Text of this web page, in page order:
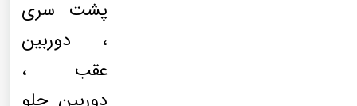
پشت سری
، دوربین
عقب ،